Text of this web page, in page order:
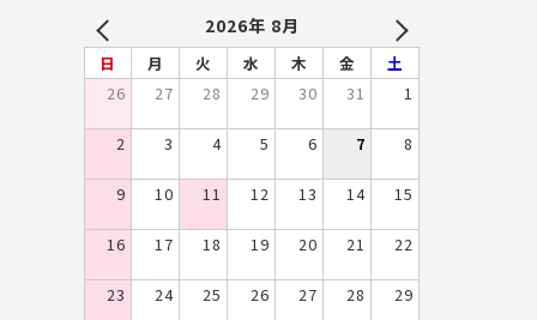
2026年 8月 NEXT
日 月 火 水 木 金
土
26
27 28 29 30 31 1
2 3 4 5 6 7 8
9 10 11 12 13 14 15
16 17 18 19 20 21 22
23 24 25 26 27 28 29